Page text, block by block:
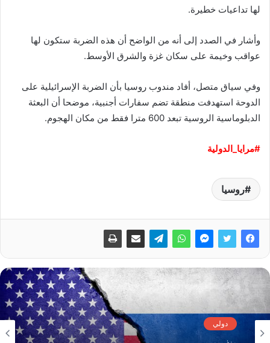
لها تداعيات خطيرة.
‏وأشار في الصدد إلى أنه من الواضح أن هذه الضربة ستكون لها
عواقب وخيمة على سكان غزة والشرق الأوسط.
‏وفي سياق متصل، أفاد مندوب روسيا بأن الضربة الإسرائيلية على
الدوحة استهدفت منطقة تضم سفارات أجنبية، موضحا أن البعثة
الدبلوماسية الروسية تبعد 600 مترا فقط من مكان الهجوم.
‏#مرايا_الدولية
روسيا
دولي